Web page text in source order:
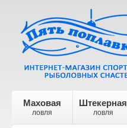
Маховая
ловля
Штекерная
ловля